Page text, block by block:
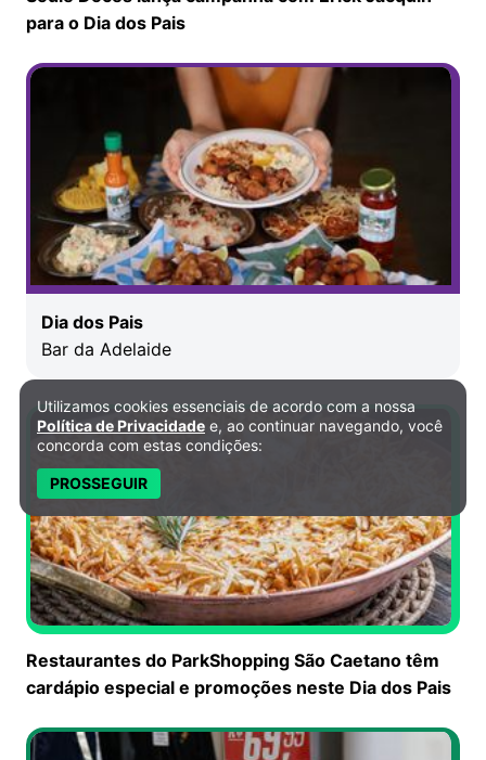
para o Dia dos Pais
Dia dos Pais
Bar da Adelaide
Restaurantes do ParkShopping São Caetano têm
cardápio especial e promoções neste Dia dos Pais
Política de Privacidade e Cookies
Utilizamos cookies essenciais de acordo com a nossa
Política de Privacidade e, ao continuar navegando, você
concorda com estas condições:
PROSSEGUIR